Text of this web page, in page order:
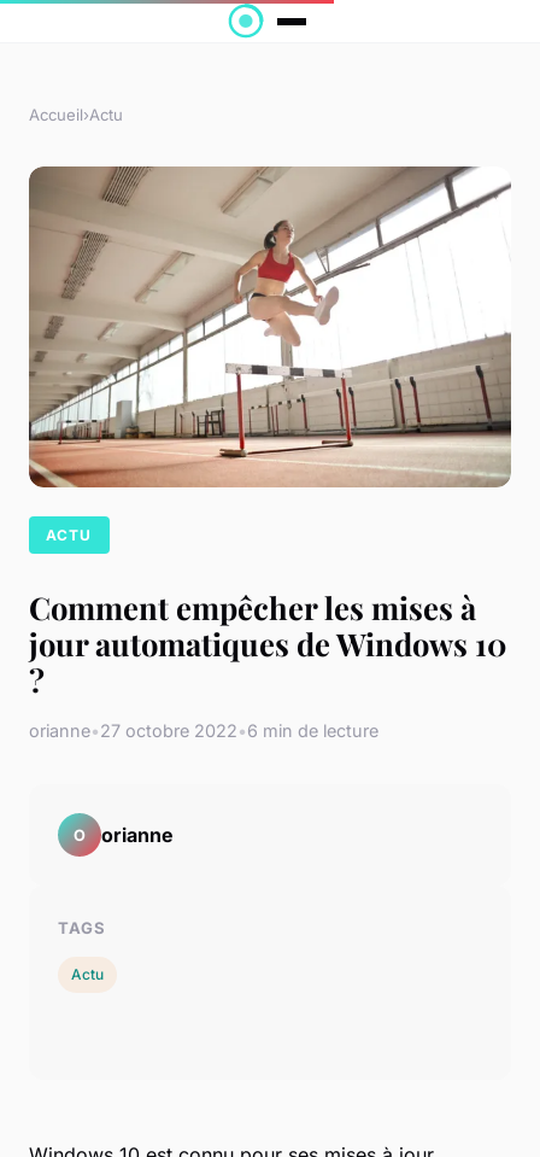
Accueil›Actu
ACTU
Comment empêcher les mises à
jour automatiques de Windows 10
?
orianne•27 octobre 2022•6 min de lecture
O orianne
TAGS
Actu